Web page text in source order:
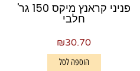
פניני קראנץ מיקס 150 גר'
חלבי
₪30.70
הוספה לסל